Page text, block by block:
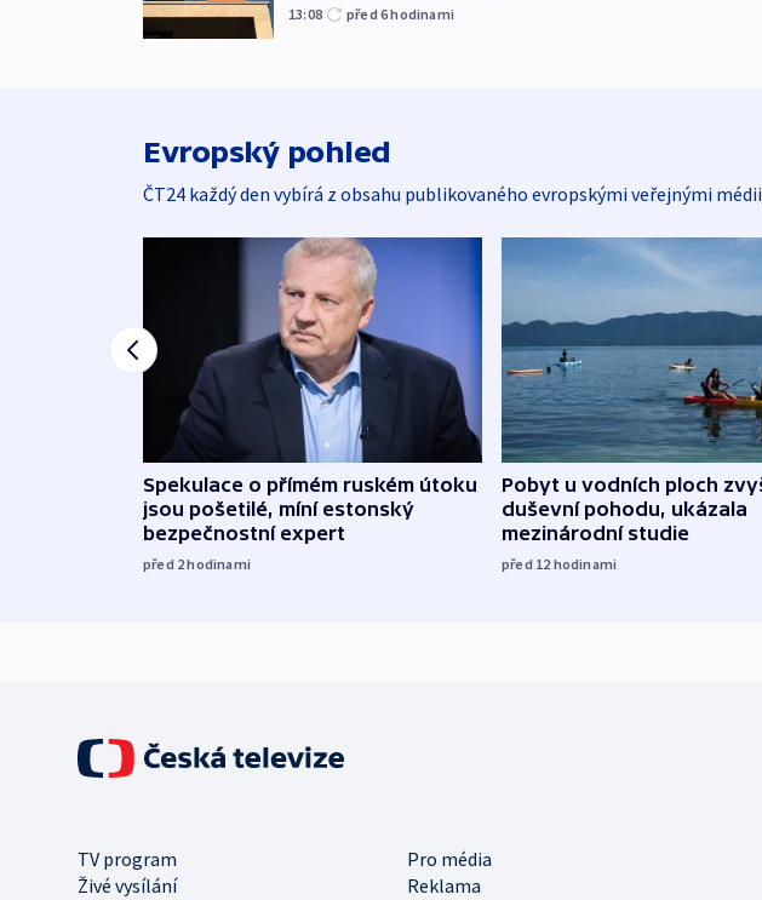
13:08 před 6hodinami
Evropský pohled
ČT24 každý den vybírá z obsahu publikovaného evropskými veřejnými
Spekulace o přímém ruském útoku
jsou pošetilé, míní estonský
bezpečnostní expert
před 2hodinami
Pobyt u vodních ploch
duševní pohodu, ukázala
mezinárodní studie
před 12 hodinami
TV program
Pro média
Živé vysílání
Reklama